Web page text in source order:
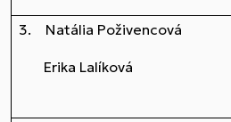
3. Natália Poživencová
Erika Lalíková